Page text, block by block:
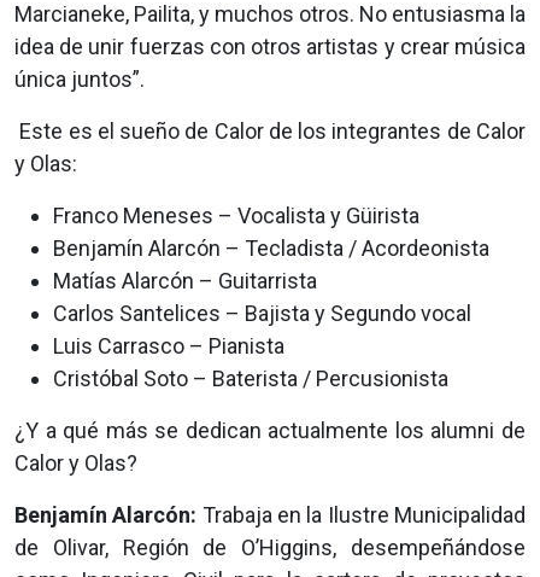
Marcianeke, Pailita, y muchos otros. No entusiasma la
idea de unir fuerzas con otros artistas y crear música
única juntos”.
Este es el sueño de Calor de los integrantes de Calor
y Olas:
Franco Meneses – Vocalista y Güirista
Benjamín Alarcón – Tecladista / Acordeonista
Matías Alarcón – Guitarrista
Carlos Santelices – Bajista y Segundo vocal
Luis Carrasco – Pianista
Cristóbal Soto – Baterista / Percusionista
¿Y a qué más se dedican actualmente los alumni de
Calor y Olas?
Benjamín Alarcón: Trabaja en la Ilustre Municipalidad
de Olivar, Región de O’Higgins, desempeñándose